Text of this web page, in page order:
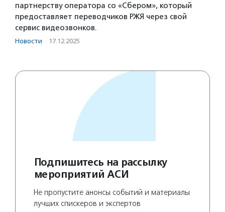
партнерству оператора со «Сбером», который
предоставляет переводчиков РЖЯ через свой
сервис видеозвонков.
Новости · 17.12.2025
Подпишитесь на рассылку
мероприятий АСИ
Не пропустите анонсы событий и материалы
лучших спискеров и экспертов